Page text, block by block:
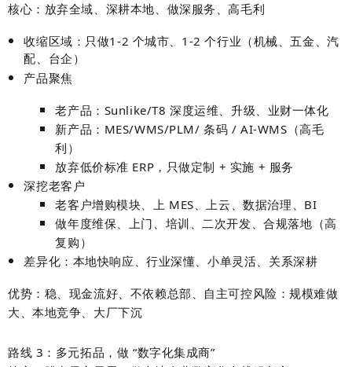
核心：放弃全域、深耕本地、做深服务、高毛利
收缩区域：只做1-2 个城市、1-2 个行业 （机械、五金、汽
配、台企）
产品聚焦
老产品： Sunlike/T8 深度运维、升级、业财一体化
新产品： MES/WMS/PLM/ 条码 / AI-WMS （高毛
利）
放弃低价标准 ERP， 只做定制 + 实施 + 服务
深挖老客户
老客户增购模块、上 MES、上云、数据治理、BI
做年度维保、上门、培训、二次开发、合规落地 （高
复购）
差异化： 本地快响应、行业深懂、小单灵活、关系深耕
优势 ： 稳、现金流好、不依赖总部、自主可控风险 ：规模难做
大、本地竞争、大厂下沉
路线 3：多元拓品，做 “数字化集成商”